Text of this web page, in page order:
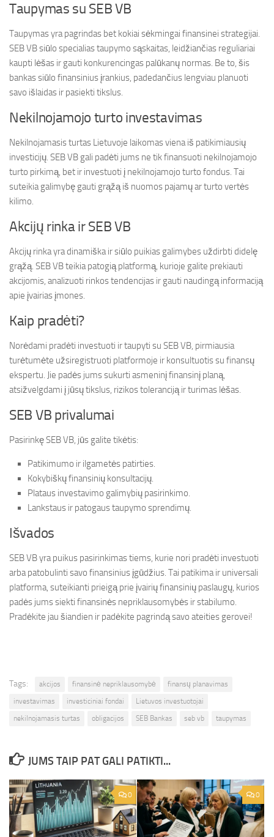
Taupymas su SEB VB
Taupymas yra pagrindas bet kokiai sėkmingai finansinei strategijai.
SEB VB siūlo specialias taupymo sąskaitas, leidžiančias reguliariai
kaupti lėšas ir gauti konkurencingas palūkanų normas. Be to, šis
bankas siūlo finansinius įrankius, padedančius lengviau planuoti
savo išlaidas ir pasiekti tikslus.
Nekilnojamojo turto investavimas
Nekilnojamasis turtas Lietuvoje laikomas viena iš patikimiausių
investicijų. SEB VB gali padėti jums ne tik finansuoti nekilnojamojo
turto pirkimą, bet ir investuoti į nekilnojamojo turto fondus. Tai
suteikia galimybę gauti grąžą iš nuomos pajamų ar turto vertės
kilimo.
Akcijų rinka ir SEB VB
Akcijų rinka yra dinamiška ir siūlo puikias galimybes uždirbti didelę
grąžą. SEB VB teikia patogią platformą, kurioje galite prekiauti
akcijomis, analizuoti rinkos tendencijas ir gauti naudingą informaciją
apie įvairias įmones.
Kaip pradėti?
Norėdami pradėti investuoti ir taupyti su SEB VB, pirmiausia
turėtumėte užsiregistruoti platformoje ir konsultuotis su finansų
ekspertu. Jie padės jums sukurti asmeninį finansinį planą,
atsižvelgdami į jūsų tikslus, rizikos toleranciją ir turimas lėšas.
SEB VB privalumai
Pasirinkę SEB VB, jūs galite tikėtis:
Patikimumo ir ilgametės patirties.
Kokybiškų finansinių konsultacijų.
Plataus investavimo galimybių pasirinkimo.
Lankstaus ir patogaus taupymo sprendimų.
Išvados
SEB VB yra puikus pasirinkimas tiems, kurie nori pradėti investuoti
arba patobulinti savo finansinius įgūdžius. Tai patikima ir universali
platforma, suteikianti prieigą prie įvairių finansinių paslaugų, kurios
padės jums siekti finansinės nepriklausomybės ir stabilumo.
Pradėkite jau šiandien ir padėkite pagrindą savo ateities gerovei!
Tags: akcijos finansinė nepriklausomybė
finansų planavimas
investavimas
investiciniai fondai
Lietuvos investuotojai
nekilnojamasis turtas
obligacijos SEB Bankas seb vb taupymas
JUMS TAIP PAT GALI PATIKTI...
0 0